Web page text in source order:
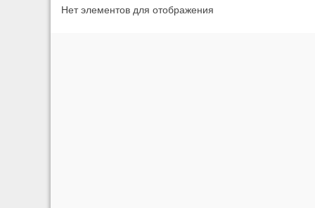
Нет элементов для отображения